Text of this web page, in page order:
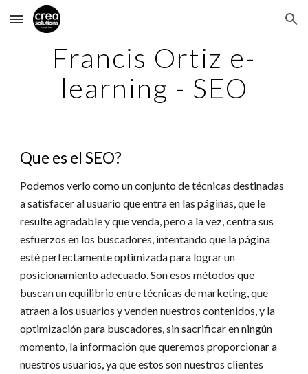
Skip to main content Skip to navigation
Francis Ortiz e-
learning - SEO
Que es el SEO?
Podemos verlo como un conjunto de técnicas destinadas
a satisfacer al usuario que entra en las páginas, que le
resulte agradable y que venda, pero a la vez, centra sus
esfuerzos en los buscadores, intentando que la página
esté perfectamente optimizada para lograr un
posicionamiento adecuado. Son esos métodos que
buscan un equilibrio entre técnicas de marketing, que
atraen a los usuarios y venden nuestros contenidos, y la
optimización para buscadores, sin sacrificar en ningún
momento, la información que queremos proporcionar a
nuestros usuarios, ya que estos son nuestros clientes